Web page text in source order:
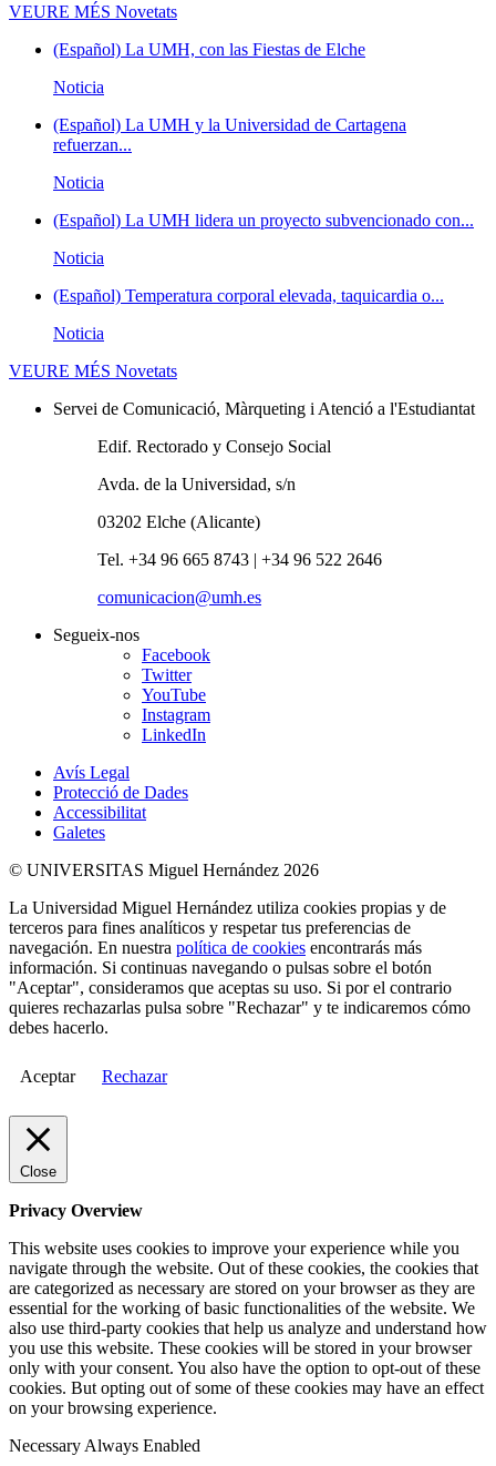
VEURE MÉS Novetats
(Español) La UMH, con las Fiestas de Elche
Noticia
(Español) La UMH y la Universidad de Cartagena
refuerzan...
Noticia
(Español) La UMH lidera un proyecto subvencionado con...
Noticia
(Español) Temperatura corporal elevada, taquicardia o...
Noticia
VEURE MÉS Novetats
Servei de Comunicació, Màrqueting i Atenció a l'Estudiantat
Edif. Rectorado y Consejo Social
Avda. de la Universidad, s/n
03202 Elche (Alicante)
Tel. +34 96 665 8743 | +34 96 522 2646
comunicacion@umh.es
Segueix-nos
Facebook
Twitter
YouTube
Instagram
LinkedIn
Avís Legal
Protecció de Dades
Accessibilitat
Galetes
© UNIVERSITAS Miguel Hernández 2026
La Universidad Miguel Hernández utiliza cookies propias y de
terceros para fines analíticos y respetar tus preferencias de
navegación. En nuestra política de cookies encontrarás más
información. Si continuas navegando o pulsas sobre el botón
"Aceptar", consideramos que aceptas su uso. Si por el contrario
quieres rechazarlas pulsa sobre "Rechazar" y te indicaremos cómo
debes hacerlo.
Aceptar Rechazar
Close
Privacy Overview
This website uses cookies to improve your experience while you
navigate through the website. Out of these cookies, the cookies that
are categorized as necessary are stored on your browser as they are
essential for the working of basic functionalities of the website. We
also use third-party cookies that help us analyze and understand how
you use this website. These cookies will be stored in your browser
only with your consent. You also have the option to opt-out of these
cookies. But opting out of some of these cookies may have an effect
on your browsing experience.
Necessary Always Enabled